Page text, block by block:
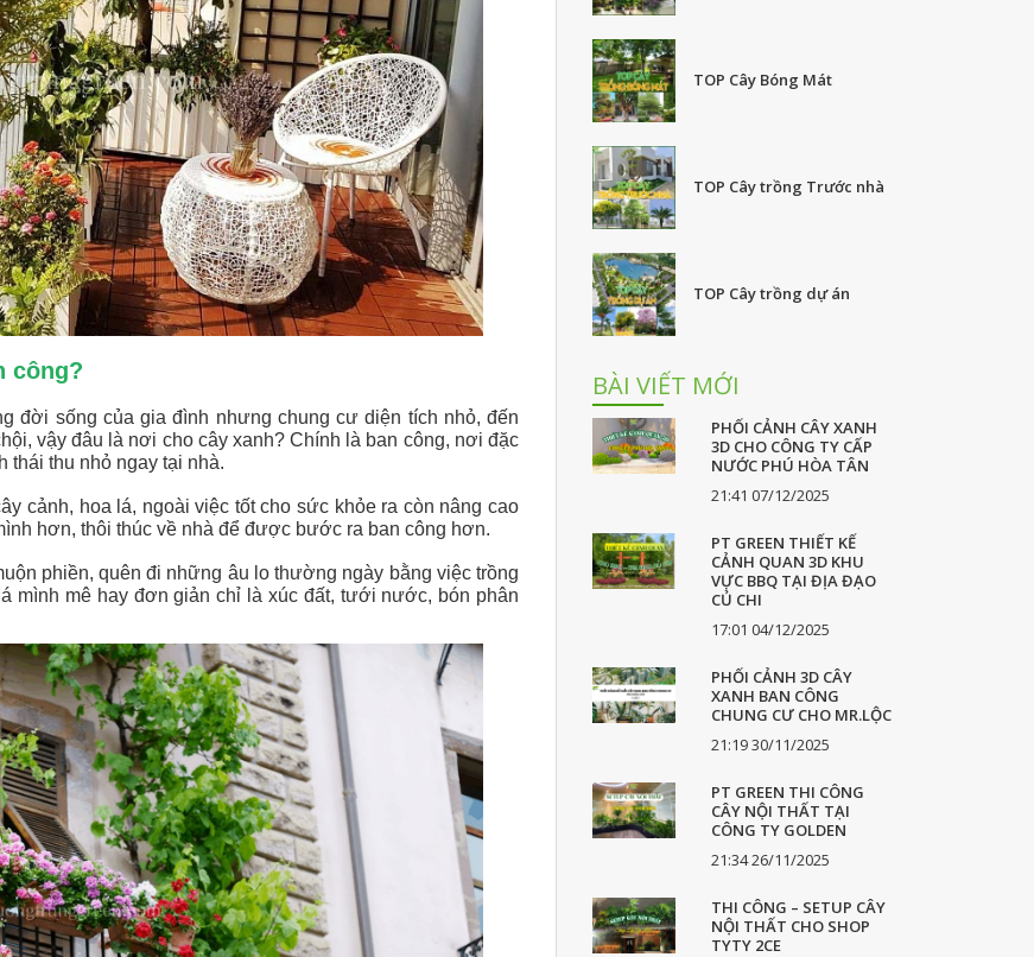
công?
đời sống của gia đình nhưng chung cư diện tích nhỏ, đến
vậy đâu là nơi cho cây xanh? Chính là ban công, nơi đặc
thái thu nhỏ ngay tại nhà.
cảnh, hoa lá, ngoài việc tốt cho sức khỏe ra còn nâng cao
hơn, thôi thúc về nhà để được bước ra ban công hơn.
phiền, quên đi những âu lo thường ngày bằng việc trồng
mình mê hay đơn giản chỉ là xúc đất, tưới nước, bón phân
TOP Cây Bóng Mát
TOP Cây trồng Trước nhà
TOP Cây trồng dự án
BÀI VIẾT MỚI
PHỐI CẢNH CÂY XANH
3D CHO CÔNG TY CẤP
NƯỚC PHÚ HÒA TÂN
21:41 07/12/2025
PT GREEN THIẾT KẾ
CẢNH QUAN 3D KHU
VỰC BBQ TẠI ĐỊA ĐẠO
CỦ CHI
17:01 04/12/2025
PHỐI CẢNH 3D CÂY
XANH BAN CÔNG
CHUNG CƯ CHO MR.LỘC
21:19 30/11/2025
PT GREEN THI CÔNG
CÂY NỘI THẤT TẠI
CÔNG TY GOLDEN
21:34 26/11/2025
THI CÔNG – SETUP CÂY
NỘI THẤT CHO SHOP
TYTY 2CE